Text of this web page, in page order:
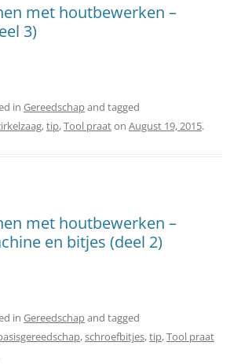
met houtbewerken –
3)
in Gereedschapand tagged
,tip,Tool praaton August 19, 2015.
met houtbewerken –
en bitjes (deel 2)
in Gereedschapand tagged
,schroefbitjes,tip,Tool praat